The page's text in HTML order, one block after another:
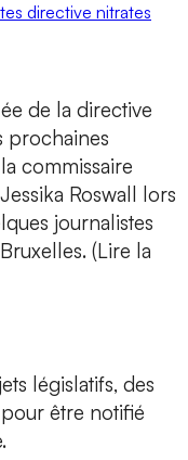
directive nitrates
de la directive
prochaines
commissaire
Roswall lors
journalistes
(Lire la
législatifs, des
être notifié